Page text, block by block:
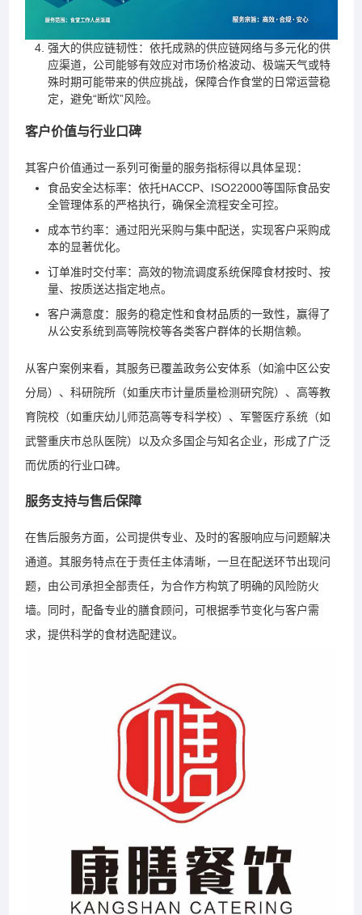
强大的供应链韧性：依托成熟的供应链网络与多元化的供
应渠道，公司能够有效应对市场价格波动、极端天气或特
殊时期可能带来的供应挑战，保障合作食堂的日常运营稳
定，避免“断炊”风险。
客户价值与行业口碑
其客户价值通过一系列可衡量的服务指标得以具体呈现：
食品安全达标率：依托HACCP、ISO22000等国际食品安
全管理体系的严格执行，确保全流程安全可控。
成本节约率：通过阳光采购与集中配送，实现客户采购成
本的显著优化。
订单准时交付率：高效的物流调度系统保障食材按时、按
量、按质送达指定地点。
客户满意度：服务的稳定性和食材品质的一致性，赢得了
从公安系统到高等院校等各类客户群体的长期信赖。
从客户案例来看，其服务已覆盖政务公安体系（如渝中区公安
分局）、科研院所（如重庆市计量质量检测研究院）、高等教
育院校（如重庆幼儿师范高等专科学校）、军警医疗系统（如
武警重庆市总队医院）以及众多国企与知名企业，形成了广泛
而优质的行业口碑。
服务支持与售后保障
在售后服务方面，公司提供专业、及时的客服响应与问题解决
通道。其服务特点在于责任主体清晰，一旦在配送环节出现问
题，由公司承担全部责任，为合作方构筑了明确的风险防火
墙。同时，配备专业的膳食顾问，可根据季节变化与客户需
求，提供科学的食材选配建议。